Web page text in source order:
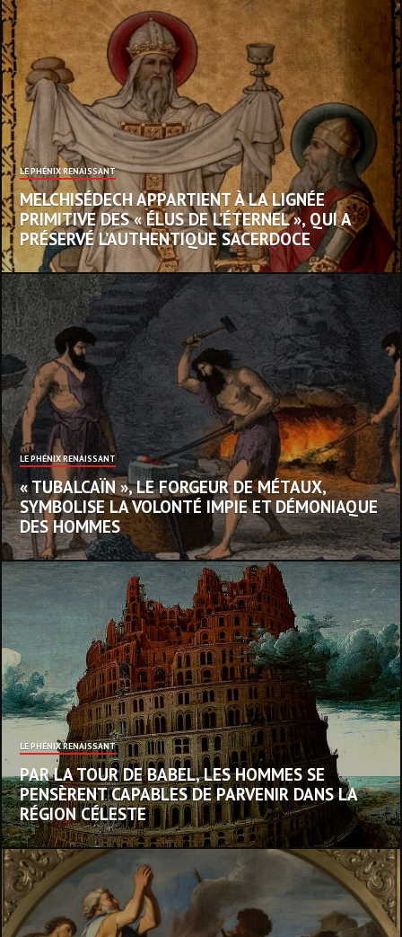
LE PHÉNIX RENAISSANT
MELCHISÉDECH APPARTIENT À LA LIGNÉE
PRIMITIVE DES « ÉLUS DE L’ÉTERNEL », QUI A
PRÉSERVÉ L’AUTHENTIQUE SACERDOCE
LE PHÉNIX RENAISSANT
« TUBALCAÏN », LE FORGEUR DE MÉTAUX,
SYMBOLISE LA VOLONTÉ IMPIE ET DÉMONIAQUE
DES HOMMES
LE PHÉNIX RENAISSANT
PAR LA TOUR DE BABEL, LES HOMMES SE
PENSÈRENT CAPABLES DE PARVENIR DANS LA
RÉGION CÉLESTE